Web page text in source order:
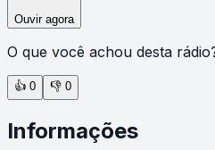
Ouvir agora
O que você achou desta
👍 0 👎 0
Informações